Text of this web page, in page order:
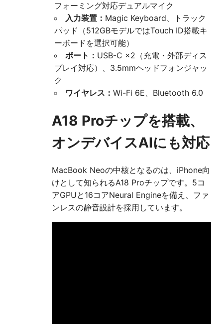
フォーミング対応デュアルマイク
入力装置： Magic Keyboard、トラック
パッド（512GBモデルではTouch ID搭載キ
ーボードを選択可能）
ポート： USB-C ×2（充電・外部ディス
プレイ対応）、3.5mmヘッドフォンジャッ
ク
ワイヤレス： Wi-Fi 6E、Bluetooth 6.0
A18 Proチップを搭載、
オンデバイスAIにも対応
MacBook Neoの中核となるのは、iPhone向
けとして知られるA18 Proチップです。5コ
アGPUと16コアNeural Engineを備え、ファ
ンレスの静音設計を採用しています。